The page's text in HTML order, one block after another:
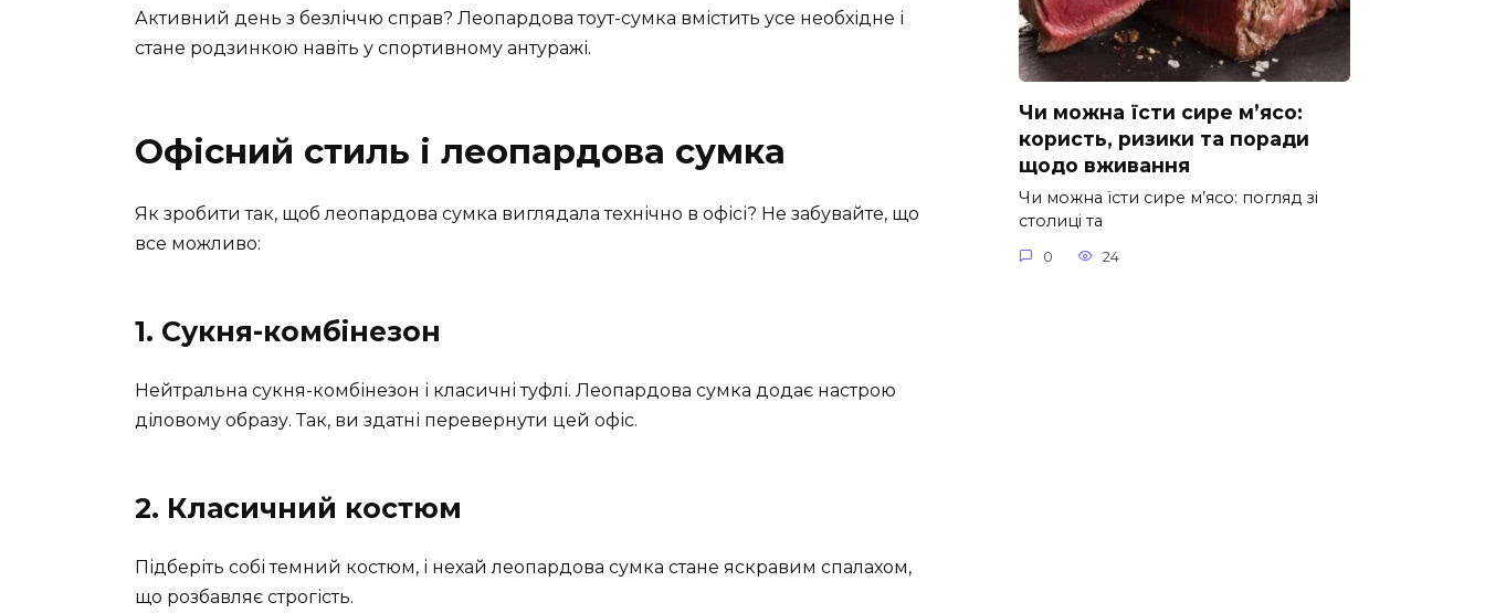
Активний день з безліччю справ? Леопардова тоут-сумка вмістить усе необхідне і
стане родзинкою навіть у спортивному антуражі.
Офісний стиль і леопардова сумка
Як зробити так, щоб леопардова сумка виглядала технічно в офісі? Не забувайте, що
все можливо:
1. Сукня-комбінезон
Нейтральна сукня-комбінезон і класичні туфлі. Леопардова сумка додає настрою
діловому образу. Так, ви здатні перевернути цей офіс.
2. Класичний костюм
Підберіть собі темний костюм, і нехай леопардова сумка стане яскравим спалахом,
що розбавляє строгість.
Чи можна їсти сире м’ясо:
користь, ризики та поради
щодо вживання
Чи можна їсти сире м’ясо: погляд зі
столиці та
0 24